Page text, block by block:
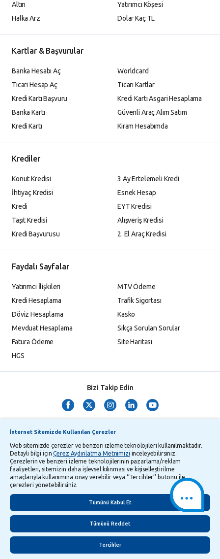
Altın
Halka Arz
Yatırımcı Köşesi
Dolar Kaç TL
Kartlar & Başvurular
Banka Hesabı Aç
Ticari Hesap Aç
Kredi Kartı Başvuru
Banka Kartı
Kredi Kartı
Worldcard
Ticari Kartlar
Kredi Kartı Asgari Hesaplama
Güvenli Araç Alım Satım
Kiram Hesabımda
Krediler
Konut Kredisi
İhtiyaç Kredisi
Kredi
Taşıt Kredisi
Kredi Başvurusu
3 Ay Ertelemeli Kredi
Esnek Hesap
EYT Kredisi
Alışveriş Kredisi
2. El Araç Kredisi
Faydalı Sayfalar
Yatırımcı İlişkileri
Kredi Hesaplama
Döviz Hesaplama
Mevduat Hesaplama
Fatura Ödeme
HGS
MTV Ödeme
Trafik Sigortası
Kasko
Sıkça Sorulan Sorular
Site Haritası
Bizi Takip Edin
TMSF ve YTM Zaman Aşımı Listesi Bilgi Toplumu Hizmetleri
Kişisel Verilerin Korunması Gizlilik Politikası Çerez Aydınlatma Metni
İletişim English
Yapı ve Kredi Bankası A.Ş.
İnternet Sitemizde Kullanılan Çerezler
Web sitemizde çerezler ve benzeri izleme teknolojileri kullanılmaktadır.
Detaylı bilgi içinÇerez Aydınlatma Metnimizi inceleyebilirsiniz.
Çerezlerin ve benzeri izleme teknolojilerinin pazarlama/reklam
faaliyetleri, sitemizin daha işlevsel kılınması ve kişiselleştirilme
amaçlarıyla kullanımına onay verebilir veya ‘’Tercihler’’ butonu ile
çerezleri yönetebilirsiniz.
Tercihler
Tümünü Reddet
Tümünü Kabul Et